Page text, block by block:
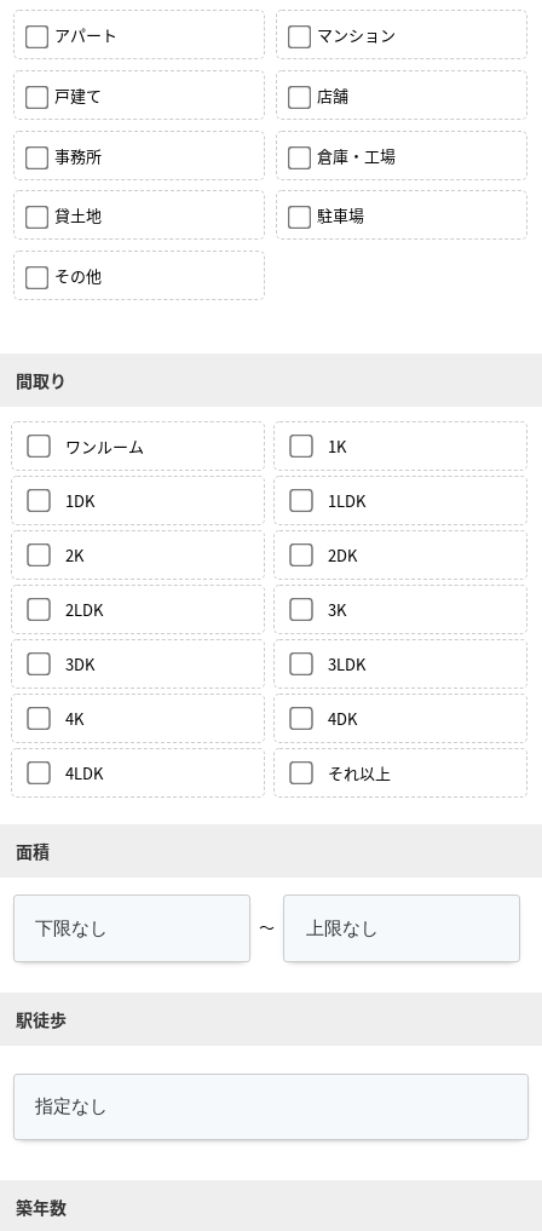
アパート マンション
戸建て 店舗
事務所 倉庫・工場
貸土地 駐車場
その他
間取り
ワンルーム 1K
1DK 1LDK
2K 2DK
2LDK 3K
3DK 3LDK
4K 4DK
4LDK それ以上
面積
～
駅徒歩
築年数